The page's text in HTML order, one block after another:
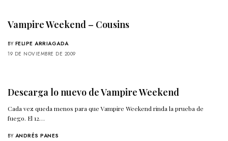
Vampire Weekend – Cousins
BY FELIPE ARRIAGADA
19 DE NOVIEMBRE DE 2009
Descarga lo nuevo de Vampire Weekend
Cada vez queda menos para que Vampire Weekend rinda la prueba de
fuego. El 12…
BY ANDRÉS PANES